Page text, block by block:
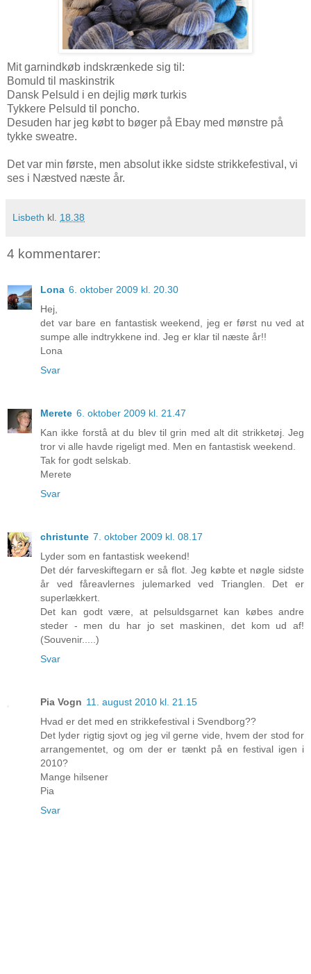
Mit garnindkøb indskrænkede sig til:
Bomuld til maskinstrik
Dansk Pelsuld i en dejlig mørk turkis
Tykkere Pelsuld til poncho.
Desuden har jeg købt to bøger på Ebay med mønstre på
tykke sweatre.
Det var min første, men absolut ikke sidste strikkefestival, vi
ses i Næstved næste år.
Lisbeth kl. 18.38
4 kommentarer:
Lona 6. oktober 2009 kl. 20.30
Hej,
det var bare en fantastisk weekend, jeg er først nu ved at
sumpe alle indtrykkene ind. Jeg er klar til næste år!!
Lona
Svar
Merete 6. oktober 2009 kl. 21.47
Kan ikke forstå at du blev til grin med alt dit strikketøj. Jeg
tror vi alle havde rigeligt med. Men en fantastisk weekend.
Tak for godt selskab.
Merete
Svar
christunte 7. oktober 2009 kl. 08.17
Lyder som en fantastisk weekend!
Det dér farveskiftegarn er så flot. Jeg købte et nøgle sidste
år ved fåreavlernes julemarked ved Trianglen. Det er
superlækkert.
Det kan godt være, at pelsuldsgarnet kan købes andre
steder - men du har jo set maskinen, det kom ud af!
(Souvenir.....)
Svar
Pia Vogn 11. august 2010 kl. 21.15
Hvad er det med en strikkefestival i Svendborg??
Det lyder rigtig sjovt og jeg vil gerne vide, hvem der stod for
arrangementet, og om der er tænkt på en festival igen i
2010?
Mange hilsener
Pia
Svar